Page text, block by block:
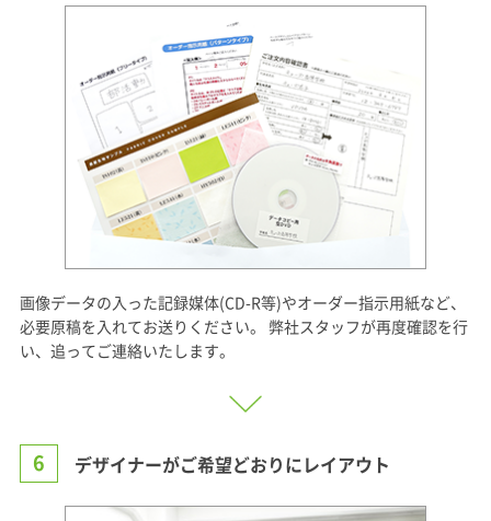
画像データの入った記録媒体(CD-R等)やオーダー指示用紙など、
必要原稿を入れてお送りください。 弊社スタッフが再度確認を行
い、追ってご連絡いたします。
6 デザイナーがご希望どおりにレイアウト